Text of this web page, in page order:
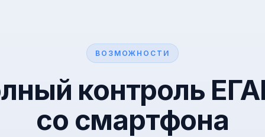
ВОЗМОЖНОСТИ
контроль
со смартфона